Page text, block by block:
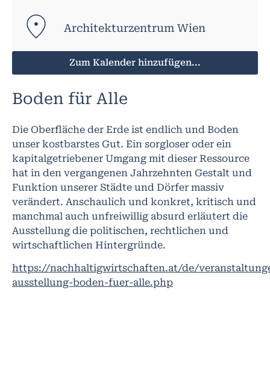
Architekturzentrum Wien
Zum Kalender hinzufügen...
Boden für Alle
Die Oberfläche der Erde ist endlich und Boden
unser kostbarstes Gut. Ein sorgloser oder ein
kapitalgetriebener Umgang mit dieser Ressource
hat in den vergangenen Jahrzehnten Gestalt und
Funktion unserer Städte und Dörfer massiv
verändert. Anschaulich und konkret, kritisch und
manchmal auch unfreiwillig absurd erläutert die
Ausstellung die politischen, rechtlichen und
wirtschaftlichen Hintergründe.
https://nachhaltigwirtschaften.at/de/
ausstellung-boden-fuer-alle.php